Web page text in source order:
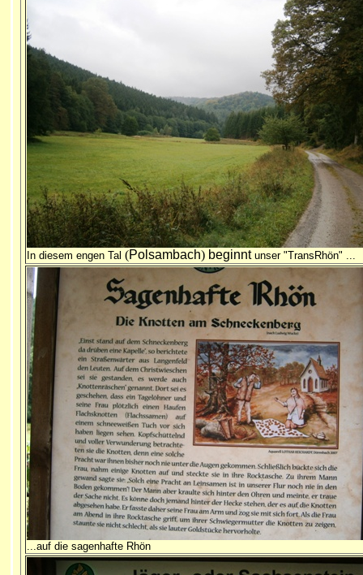
In diesem engen Tal (Polsambach) beginntunser "TransRhön" ...
...auf die sagenhafte Rhön